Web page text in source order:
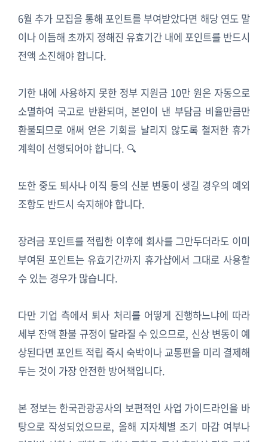
6월 추가 모집을 통해 포인트를 부여받았다면 해당 연도 말
이나 이듬해 초까지 정해진 유효기간 내에 포인트를 반드시
전액 소진해야 합니다.
기한 내에 사용하지 못한 정부 지원금 10만 원은 자동으로
소멸하여 국고로 반환되며, 본인이 낸 부담금 비율만큼만
환불되므로 애써 얻은 기회를 날리지 않도록 철저한 휴가
계획이 선행되어야 합니다. 🔍
또한 중도 퇴사나 이직 등의 신분 변동이 생길 경우의 예외
조항도 반드시 숙지해야 합니다.
장려금 포인트를 적립한 이후에 회사를 그만두더라도 이미
부여된 포인트는 유효기간까지 휴가샵에서 그대로 사용할
수 있는 경우가 많습니다.
다만 기업 측에서 퇴사 처리를 어떻게 진행하느냐에 따라
세부 잔액 환불 규정이 달라질 수 있으므로, 신상 변동이 예
상된다면 포인트 적립 즉시 숙박이나 교통편을 미리 결제해
두는 것이 가장 안전한 방어책입니다.
본 정보는 한국관광공사의 보편적인 사업 가이드라인을 바
탕으로 작성되었으므로, 올해 지자체별 조기 마감 여부나